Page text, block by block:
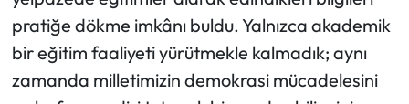
pratiğe dökme imkânı buldu. Yalnızca akademik
bir eğitim faaliyeti yürütmekle kalmadık; aynı
zamanda milletimizin demokrasi mücadelesini